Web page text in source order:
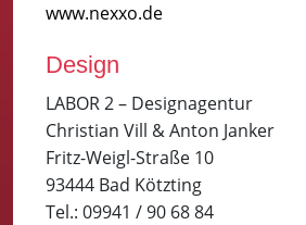
www.nexxo.de
Design
LABOR 2 – Designagentur
Christian Vill & Anton Janker
Fritz-Weigl-Straße 10
93444 Bad Kötzting
Tel.: 09941 / 90 68 84